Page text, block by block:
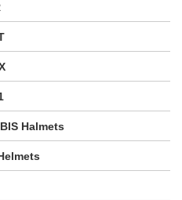
Halmets